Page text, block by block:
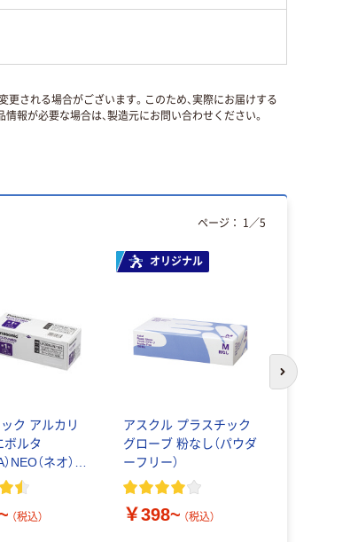
更される場合がございます。このため、実際にお届けする
報が必要な場合は、製造元にお問い合わせください。
ク アルカリ
ボルタ
NEO（ネオ）
（税込）
オリジナル
アスクル プラスチック
グローブ 粉なし（パウダ
ーフリー）
￥398~ （税込）
ページ： 1／5
次のスライド